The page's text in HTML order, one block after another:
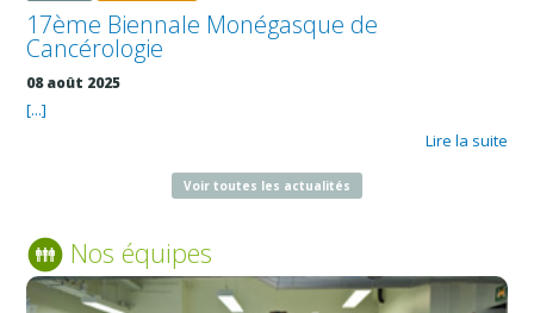
17ème Biennale Monégasque de
Cancérologie
08 août 2025
[...]
Lire la suite
Voir toutes les actualités
Nos équipes